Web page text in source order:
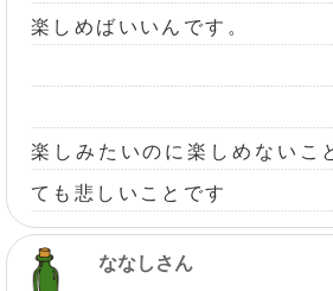
楽しめばいいんです。
楽しみたいのに楽しめないこ
ても悲しいことです
ななしさん